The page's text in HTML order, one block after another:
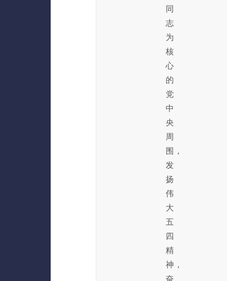
同
志
为
核
心
的
党
中
央
周
围，
发
扬
伟
大
五
四
精
神，
奋